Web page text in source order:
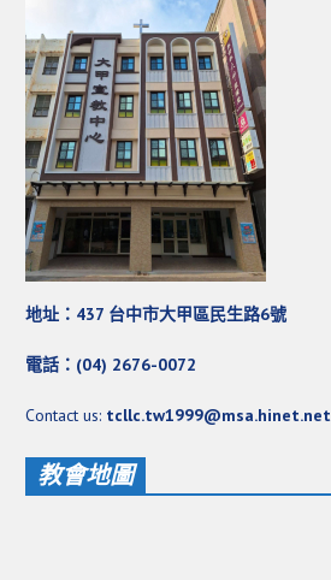
教會節慶_2018年
教會節慶_2017年
教會節慶_2016年
教會節慶_2015年
教會節慶_2014年
教會節慶_2013年
活動影音
活動影音_2023年
地址：437 台中市大甲區民生路6號
電話：(04) 2676-0072
Contact us: tcllc.tw1999@msa.hinet.net
教會地圖